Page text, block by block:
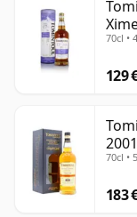
70cl •
129
70cl •
183